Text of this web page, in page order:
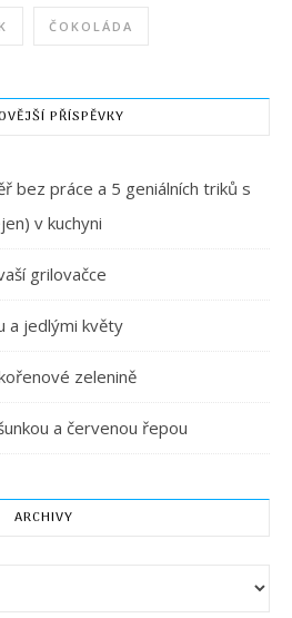
ČOKOLÁDA
PŘÍSPĚVKY
bez práce a 5 geniálních triků s
v kuchyni
grilovačce
a jedlými květy
zelenině
a červenou řepou
ARCHIVY